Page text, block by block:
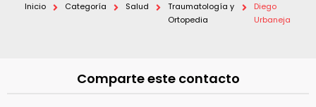
Inicio Categoría Salud
Traumatología y
Ortopedia
Diego
Urbaneja
Comparte este contacto